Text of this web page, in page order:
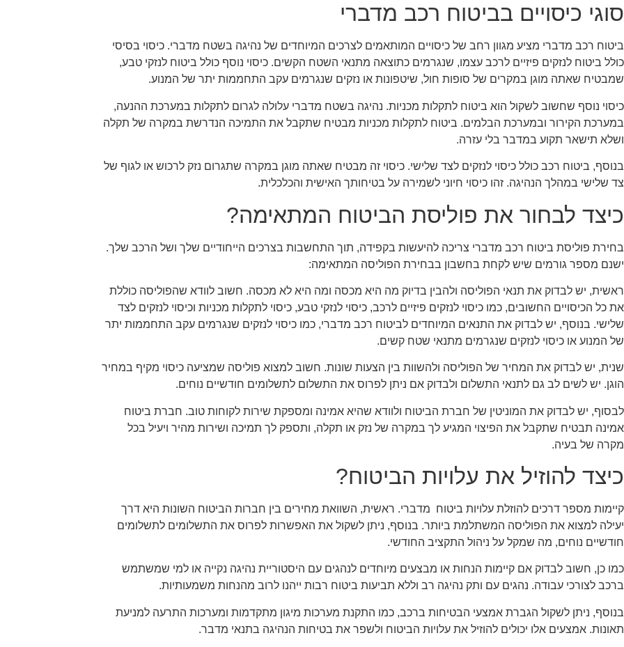
סוגי כיסויים בביטוח רכב מדברי
ביטוח רכב מדברי מציע מגוון רחב של כיסויים המותאמים לצרכים המיוחדים של נהיגה בשטח מדברי. כיסוי בסיסי
כולל ביטוח לנזקים פיזיים לרכב עצמו, שנגרמים כתוצאה מתנאי השטח הקשים. כיסוי נוסף כולל ביטוח לנזקי טבע,
שמבטיח שאתה מוגן במקרים של סופות חול, שיטפונות או נזקים שנגרמים עקב התחממות יתר של המנוע.
כיסוי נוסף שחשוב לשקול הוא ביטוח לתקלות מכניות. נהיגה בשטח מדברי עלולה לגרום לתקלות במערכת ההנעה,
במערכת הקירור ובמערכת הבלמים. ביטוח לתקלות מכניות מבטיח שתקבל את התמיכה הנדרשת במקרה של תקלה
ושלא תישאר תקוע במדבר בלי עזרה.
בנוסף, ביטוח רכב כולל כיסוי לנזקים לצד שלישי. כיסוי זה מבטיח שאתה מוגן במקרה שתגרום נזק לרכוש או לגוף של
צד שלישי במהלך הנהיגה. זהו כיסוי חיוני לשמירה על בטיחותך האישית והכלכלית.
כיצד לבחור את פוליסת הביטוח המתאימה?
בחירת פוליסת ביטוח רכב מדברי צריכה להיעשות בקפידה, תוך התחשבות בצרכים הייחודיים שלך ושל הרכב שלך.
ישנם מספר גורמים שיש לקחת בחשבון בבחירת הפוליסה המתאימה:
ראשית, יש לבדוק את תנאי הפוליסה ולהבין בדיוק מה היא מכסה ומה היא לא מכסה. חשוב לוודא שהפוליסה כוללת
את כל הכיסויים החשובים, כמו כיסוי לנזקים פיזיים לרכב, כיסוי לנזקי טבע, כיסוי לתקלות מכניות וכיסוי לנזקים לצד
שלישי. בנוסף, יש לבדוק את התנאים המיוחדים לביטוח רכב מדברי, כמו כיסוי לנזקים שנגרמים עקב התחממות יתר
של המנוע או כיסוי לנזקים שנגרמים מתנאי שטח קשים.
שנית, יש לבדוק את המחיר של הפוליסה ולהשוות בין הצעות שונות. חשוב למצוא פוליסה שמציעה כיסוי מקיף במחיר
הוגן. יש לשים לב גם לתנאי התשלום ולבדוק אם ניתן לפרוס את התשלום לתשלומים חודשיים נוחים.
לבסוף, יש לבדוק את המוניטין של חברת הביטוח ולוודא שהיא אמינה ומספקת שירות לקוחות טוב. חברת ביטוח
אמינה תבטיח שתקבל את הפיצוי המגיע לך במקרה של נזק או תקלה, ותספק לך תמיכה ושירות מהיר ויעיל בכל
מקרה של בעיה.
כיצד להוזיל את עלויות הביטוח?
קיימות מספר דרכים להוזלת עלויות ביטוח מדברי. ראשית, השוואת מחירים בין חברות הביטוח השונות היא דרך
יעילה למצוא את הפוליסה המשתלמת ביותר. בנוסף, ניתן לשקול את האפשרות לפרוס את התשלומים לתשלומים
חודשיים נוחים, מה שמקל על ניהול התקציב החודשי.
כמו כן, חשוב לבדוק אם קיימות הנחות או מבצעים מיוחדים לנהגים עם היסטוריית נהיגה נקייה או למי שמשתמש
ברכב לצורכי עבודה. נהגים עם ותק נהיגה רב וללא תביעות ביטוח רבות ייהנו לרוב מהנחות משמעותיות.
בנוסף, ניתן לשקול הגברת אמצעי הבטיחות ברכב, כמו התקנת מערכות מיגון מתקדמות ומערכות התרעה למניעת
תאונות. אמצעים אלו יכולים להוזיל את עלויות הביטוח ולשפר את בטיחות הנהיגה בתנאי מדבר.